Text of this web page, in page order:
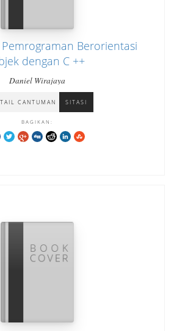
Berorientasi
dengan C ++
Daniel Wirajaya
CANTUMAN SITASI
BAGIKAN: